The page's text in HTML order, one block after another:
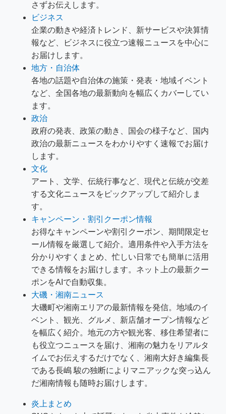
さずお伝えします。
ビジネス
企業の動きや経済トレンド、新サービスや決算情
報など、ビジネスに役立つ速報ニュースを中心に
お届けします。
地方・自治体
各地の話題や自治体の施策・発表・地域イベント
など、全国各地の最新動向を幅広くカバーしてい
ます。
政治
政府の発表、政策の動き、国会の様子など、国内
政治の最新ニュースをわかりやすく速報でお届け
します。
文化
アート、文学、伝統行事など、現代と伝統が交差
する文化ニュースをピックアップして紹介しま
す。
キャンペーン・割引クーポン情報
お得なキャンペーンや割引クーポン、期間限定セ
ール情報を厳選して紹介。適用条件や入手方法を
分かりやすくまとめ、忙しい日常でも簡単に活用
できる情報をお届けします。ネット上の最新クー
ポンをAIで自動収集。
大磯・湘南ニュース
大磯町や湘南エリアの最新情報を発信。地域のイ
ベント、観光、グルメ、新店舗オープン情報など
を幅広く紹介。地元の方や観光客、移住希望者に
も役立つニュースを届け、湘南の魅力をリアルタ
イムでお伝えするだけでなく、湘南大好き編集長
である長嶋 駿の独断によりマニアックな突っ込ん
だ湘南情報も随時お届けします。
炎上まとめ